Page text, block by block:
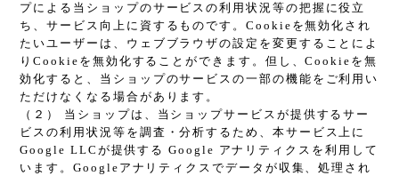
プによる当ショップのサービスの利用状況等の把握に役立
ち、サービス向上に資するものです。Cookieを無効化され
たいユーザーは、ウェブブラウザの設定を変更することによ
りCookieを無効化することができます。但し、Cookieを無
効化すると、当ショップのサービスの一部の機能をご利用い
ただけなくなる場合があります。
（２） 当ショップは、当ショップサービスが提供するサー
ビスの利用状況等を調査・分析するため、本サービス上に
Google LLCが提供する Google アナリティクスを利用して
います。Googleアナリティクスでデータが収集、処理され